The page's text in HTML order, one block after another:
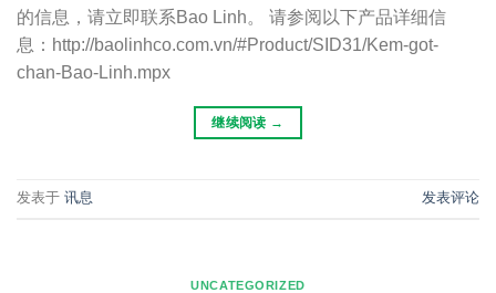
的信息，请立即联系Bao Linh。 请参阅以下产品详细信
息：http://baolinhco.com.vn/#Product/SID31/Kem-got-
chan-Bao-Linh.mpx
继续阅读 →
发表于 讯息 发表评论
UNCATEGORIZED